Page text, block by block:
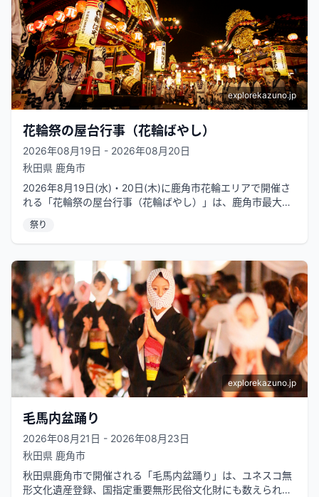
explorekazuno.jp
花輪祭の屋台行事（花輪ばやし）
2026年08月19日 - 2026年08月20日
秋田県 鹿角市
2026年8月19日(水)・20日(木)に鹿角市花輪エリアで開催さ
れる「花輪祭の屋台行事（花輪ばやし）」は、鹿角市最大の
祭り
explorekazuno.jp
毛馬内盆踊り
2026年08月21日 - 2026年08月23日
秋田県 鹿角市
秋田県鹿角市で開催される「毛馬内盆踊り」は、ユネスコ無
形文化遺産登録、国指定重要無形民俗文化財にも数えられる